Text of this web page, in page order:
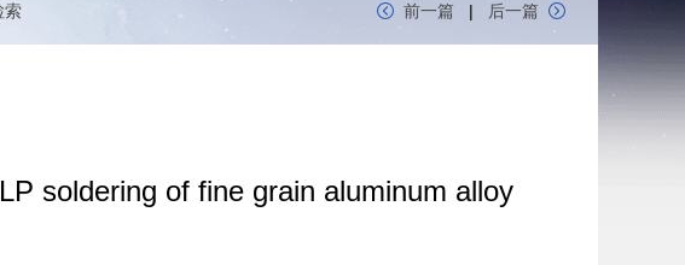
索 前一篇 | 后一篇
soldering of fine grain aluminum alloy